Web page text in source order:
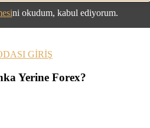
ni okudum, kabul ediyorum.
GİRİŞ
Yerine Forex?